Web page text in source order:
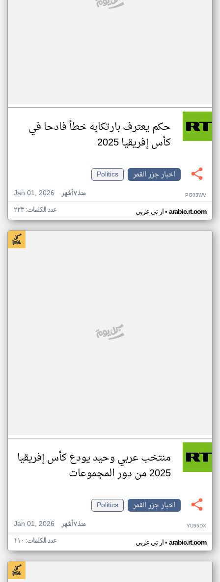
حكم يعترف بارتكابه خطأ فادحا في
كأس إفريقيا 2025
اخبار جزر القمر
Politics
Jan 01, 2026
منذ ٧ أشهر PG03WV
ار تي عربي• arabic.rt.com عدد الكلمات: ٢٢٣
منتخب عربي وحيد يودع كأس إفريقيا
2025 من دور المجموعات
اخبار جزر القمر
Politics
Jan 01, 2026
منذ ٧ أشهر YU55DX
ار تي عربي• arabic.rt.com عدد الكلمات: ١١٠